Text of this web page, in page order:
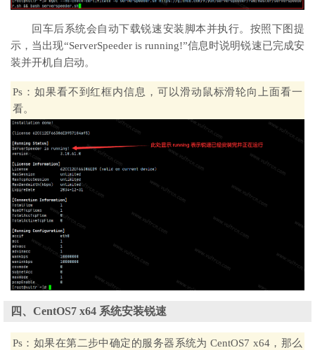
回车后系统会自动下载锐速安装脚本并执行。按照下图提
示，当出现“ServerSpeeder is running!”信息时说明锐速已完成安
装并开机自启动。
Ps：如果看不到红框内信息，可以滑动鼠标滑轮向上面看一
看。
四、CentOS7 x64 系统安装锐速
Ps：如果在第二步中确定的服务器系统为 CentOS7 x64，那么